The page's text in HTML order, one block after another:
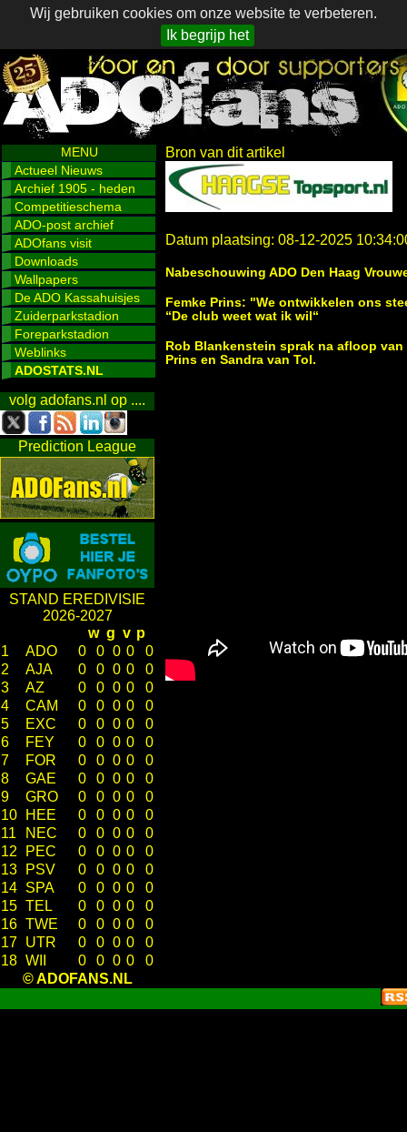
Wij gebruiken cookies om onze website te verbeteren.
Ik begrijp het
MENU
Actueel Nieuws
Archief 1905 - heden
Competitieschema
ADO-post archief
ADOfans visit
Downloads
Wallpapers
De ADO Kassahuisjes
Zuiderparkstadion
Foreparkstadion
Weblinks
ADOSTATS.NL
volg adofans.nl op ....
Prediction League
STAND EREDIVISIE
2026-2027
w g v p
1
ADO 0 0 0 0
0
2
AJA 0 0 0 0
0
3
AZ 0 0 0 0
0
4
CAM 0 0 0 0
0
5
EXC 0 0 0 0
0
6
FEY 0 0 0 0
0
7
FOR 0 0 0 0
0
8
GAE 0 0 0 0
0
9
GRO 0 0 0 0
0
10
HEE 0 0 0 0
0
11
NEC 0 0 0 0
0
12
PEC 0 0 0 0
0
13
PSV 0 0 0 0
0
14 SPA 0 0 0 0
0
15 TEL 0 0 0 0
0
16 TWE 0 0 0 0
0
17 UTR 0 0 0 0
0
18 WII 0 0 0 0
0
© ADOFANS.NL
Bron van dit artikel
Datum plaatsing: 08-12-2025
Nabeschouwing ADO Den Haag
Femke Prins: "We ontwikkelen ons
“De club weet wat ik wil“
Rob Blankenstein sprak na afloop
Prins en Sandra van Tol.